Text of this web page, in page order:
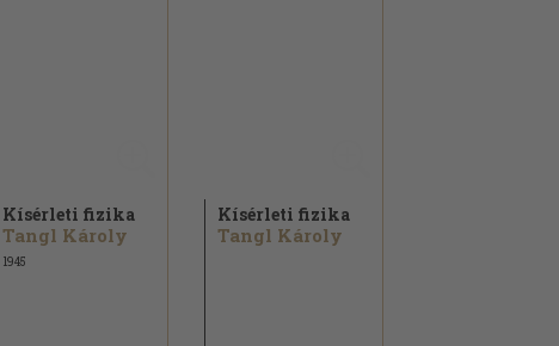
Kísérleti fizika
Tangl Károly
1945
Kísérleti fizika
Tangl Károly